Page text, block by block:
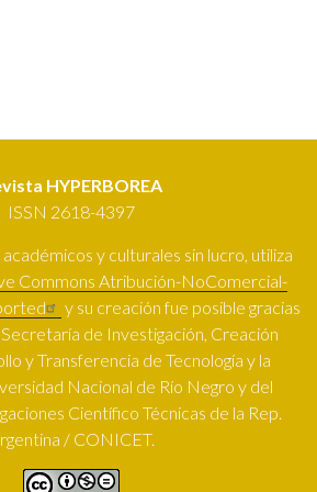
HYPERBOREA
ISSN 2618-4397
y culturales sin lucro, utiliza
Commons Atribución-NoComercial-
y su creación fue posible gracias
de Investigación, Creación
y Transferencia de Tecnología y la
Nacional de Río Negro y del
Científico Técnicas de la Rep.
/ CONICET.